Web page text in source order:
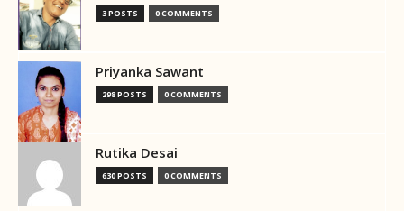
3 POSTS 0 COMMENTS
Priyanka Sawant
298 POSTS 0 COMMENTS
Rutika Desai
630 POSTS 0 COMMENTS